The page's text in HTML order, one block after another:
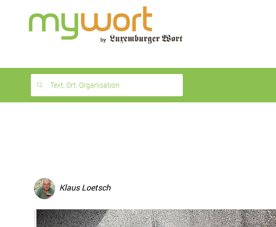
month
free
Text, Ort, Organisation
Klaus Loetsch